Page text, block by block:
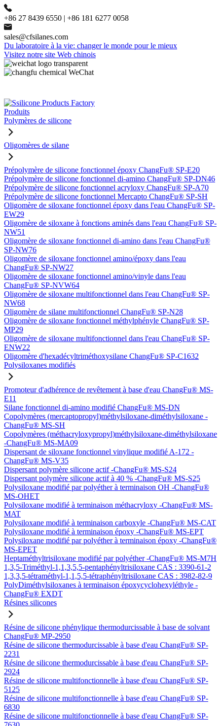
+86 27 8439 6550 | +86 181 6277 0058
sales@cfsilanes.com
Du laboratoire à la vie: changer le monde pour le mieux
Visitez notre site Web chinois
Produits
Polymères de silicone
Oligomères de silane
Prépolymère de silicone fonctionnel époxy ChangFu® SP-E20
Prépolymère de silicone fonctionnel di-amino ChangFu® SP-DN46
Prépolymère de silicone fonctionnel acryloxy ChangFu® SP-A70
Prépolymère de silicone fonctionnel Mercapto ChangFu® SP-SH
Oligomère de siloxane fonctionnel époxy dans l'eau ChangFu® SP-
EW29
Oligomère de siloxane à fonctions aminés dans l'eau ChangFu® SP-
NW51
Oligomère de siloxane fonctionnel di-amino dans l'eau ChangFu®
SP-NW76
Oligomère de siloxane fonctionnel amino/époxy dans l'eau
ChangFu® SP-NW27
Oligomère de siloxane fonctionnel amino/vinyle dans l'eau
ChangFu® SP-NVW64
Oligomère de siloxane multifonctionnel dans l'eau ChangFu® SP-
NW68
Oligomère de silane multifonctionnel ChangFu® SP-N28
Oligomère de siloxane fonctionnel méthylphényle ChangFu® SP-
MP29
Oligomère de siloxane multifonctionnel dans l'eau ChangFu® SP-
ENW22
Oligomère d'hexadécyltriméthoxysilane ChangFu® SP-C1632
Polysiloxanes modifiés
Promoteur d'adhérence de revêtement à base d'eau ChangFu® MS-
E11
Silane fonctionnel di-amino modifié ChangFu® MS-DN
Copolymères (mercaptopropyl)méthylsiloxane-diméthylsiloxane -
ChangFu® MS-SH
Copolymères (méthacryloxypropyl)méthylsiloxane-diméthylsiloxane
-ChangFu® MS-MA09
Dispersant de siloxane fonctionnel vinylique modifié A-172 -
ChangFu® MS-V35
Dispersant polymère silicone actif -ChangFu® MS-S24
Dispersant polymère silicone actif à 40 % -ChangFu® MS-S25
Polysiloxane modifié par polyéther à terminaison OH -ChangFu®
MS-OHET
Polysiloxane modifié à terminaison méthacryloxy -ChangFu® MS-
MAT
Polysiloxane modifié à terminaison carboxyle -ChangFu® MS-CAT
Polysiloxane modifié à terminaison époxy -ChangFu® MS-EPT
Polysiloxane modifié par polyéther à terminaison époxy -ChangFu®
MS-EPET
Heptaméthyltrisiloxane modifié par polyéther -ChangFu® MS-M7H
1,3,5-Triméthyl-1,1,3,5,5-pentaphényltrisiloxane CAS : 3390-61-2
1,3,3,5-tétraméthyl-1,1,5,5-tétraphényltrisiloxane CAS : 3982-82-9
PolyDiméthylsiloxanes à terminaison époxycyclohexyléthyle -
ChangFu® EXDT
Résines silicones
Résine de silicone phénylique thermodurcissable à base de solvant
ChangFu® MP-2950
Résine de silicone thermodurcissable à base d'eau ChangFu® SP-
2231
Résine de silicone thermodurcissable à base d'eau ChangFu® SP-
2924
Résine de silicone multifonctionnelle à base d'eau ChangFu® SP-
5125
Résine de silicone multifonctionnelle à base d'eau ChangFu® SP-
6830
Résine de silicone multifonctionnelle à base d'eau ChangFu® SP-